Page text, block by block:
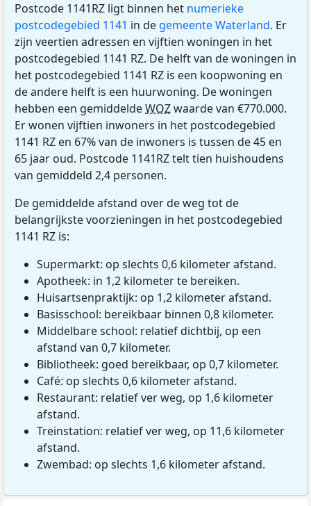
Postcode 1141RZ ligt binnen het numerieke
postcodegebied 1141 in de gemeente Waterland. Er
zijn veertien adressen en vijftien woningen in het
postcodegebied 1141 RZ. De helft van de woningen in
het postcodegebied 1141 RZ is een koopwoning en
de andere helft is een huurwoning. De woningen
hebben een gemiddeldeWOZwaarde van €770.000.
Er wonen vijftien inwoners in het postcodegebied
1141 RZ en 67% van de inwoners is tussen de 45 en
65 jaar oud. Postcode 1141RZ telt tien huishoudens
van gemiddeld 2,4 personen.
De gemiddelde afstand over de weg tot de
belangrijkste voorzieningen in het postcodegebied
1141 RZ is:
Supermarkt: op slechts 0,6 kilometer afstand.
Apotheek: in 1,2 kilometer te bereiken.
Huisartsenpraktijk: op 1,2 kilometer afstand.
Basisschool: bereikbaar binnen 0,8 kilometer.
Middelbare school: relatief dichtbij, op een
afstand van 0,7 kilometer.
Bibliotheek: goed bereikbaar, op 0,7 kilometer.
Café: op slechts 0,6 kilometer afstand.
Restaurant: relatief ver weg, op 1,6 kilometer
afstand.
Treinstation: relatief ver weg, op 11,6 kilometer
afstand.
Zwembad: op slechts 1,6 kilometer afstand.